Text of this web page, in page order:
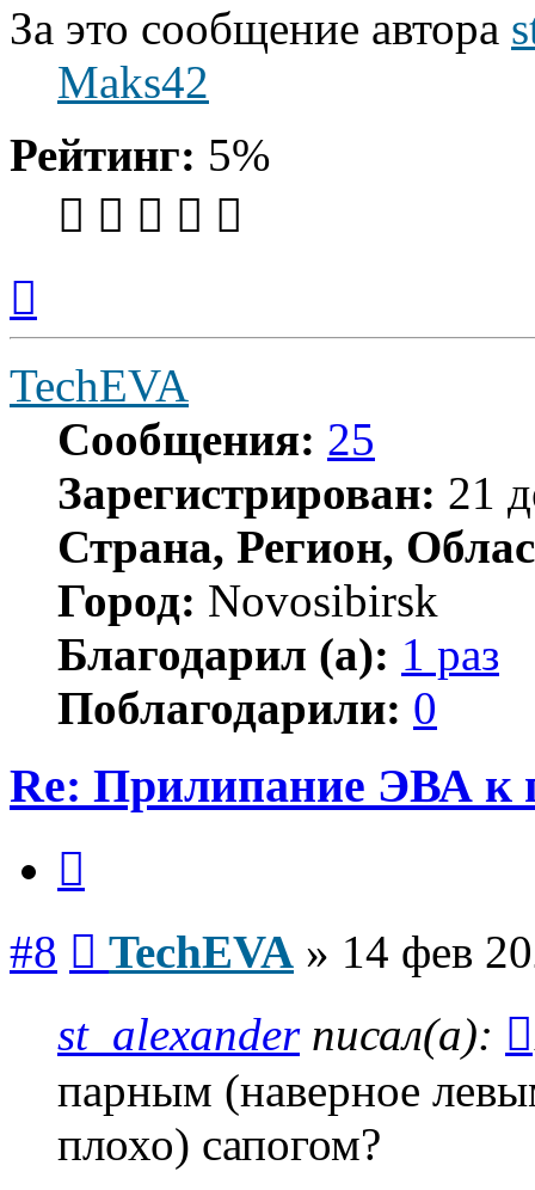
За это сообщение автора
Maks42
Рейтинг: 5%
началу
TechEVA
Сообщения: 25
Зарегистрирован: 21
Страна, Регион,
Город: Novosibirsk
Благодарил (а): 1 раз
Поблагодарили: 0
Re: Прилипание ЭВА к
#8 TechEVA » 14 фев
st_alexanderписал(а):
парным (наверное
плохо) сапогом?